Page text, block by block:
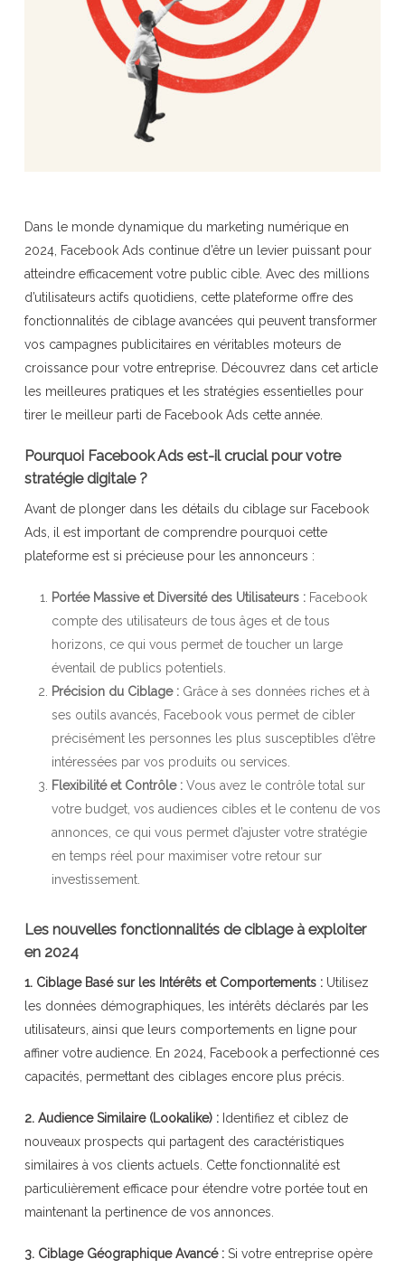
Dans le monde dynamique du marketing numérique en
2024, Facebook Ads continue d’être un levier puissant pour
atteindre efficacement votre public cible. Avec des millions
d’utilisateurs actifs quotidiens, cette plateforme offre des
fonctionnalités de ciblage avancées qui peuvent transformer
vos campagnes publicitaires en véritables moteurs de
croissance pour votre entreprise. Découvrez dans cet article
les meilleures pratiques et les stratégies essentielles pour
tirer le meilleur parti de Facebook Ads cette année.
Pourquoi Facebook Ads est-il crucial pour votre
stratégie digitale ?
Avant de plonger dans les détails du ciblage sur Facebook
Ads, il est important de comprendre pourquoi cette
plateforme est si précieuse pour les annonceurs :
Portée Massive et Diversité des Utilisateurs :Facebook
compte des utilisateurs de tous âges et de tous
horizons, ce qui vous permet de toucher un large
éventail de publics potentiels.
Précision du Ciblage :Grâce à ses données riches et à
ses outils avancés, Facebook vous permet de cibler
précisément les personnes les plus susceptibles d’être
intéressées par vos produits ou services.
Flexibilité et Contrôle :Vous avez le contrôle total sur
votre budget, vos audiences cibles et le contenu de vos
annonces, ce qui vous permet d’ajuster votre stratégie
en temps réel pour maximiser votre retour sur
investissement.
Les nouvelles fonctionnalités de ciblage à exploiter
en 2024
1. Ciblage Basé sur les Intérêts et Comportements :Utilisez
les données démographiques, les intérêts déclarés par les
utilisateurs, ainsi que leurs comportements en ligne pour
affiner votre audience. En 2024, Facebook a perfectionné ces
capacités, permettant des ciblages encore plus précis.
2. Audience Similaire (Lookalike) :Identifiez et ciblez de
nouveaux prospects qui partagent des caractéristiques
similaires à vos clients actuels. Cette fonctionnalité est
particulièrement efficace pour étendre votre portée tout en
maintenant la pertinence de vos annonces.
3. Ciblage Géographique Avancé :Si votre entreprise opère